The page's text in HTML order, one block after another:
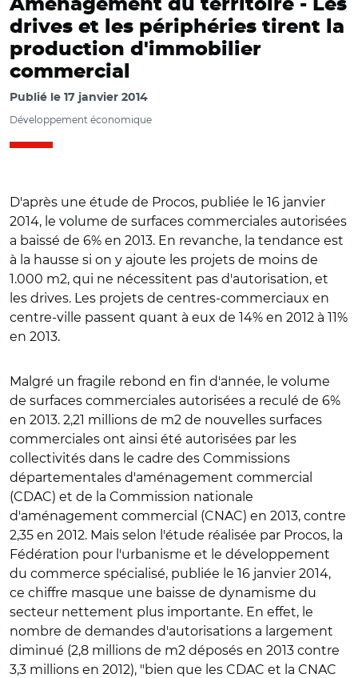
Aménagement du territoire - Les
drives et les périphéries tirent la
production d'immobilier
commercial
Publié le 17 janvier 2014
Développement économique
D'après une étude de Procos, publiée le 16 janvier
2014, le volume de surfaces commerciales autorisées
a baissé de 6% en 2013. En revanche, la tendance est
à la hausse si on y ajoute les projets de moins de
1.000 m2, qui ne nécessitent pas d'autorisation, et
les drives. Les projets de centres-commerciaux en
centre-ville passent quant à eux de 14% en 2012 à 11%
en 2013.
Malgré un fragile rebond en fin d'année, le volume
de surfaces commerciales autorisées a reculé de 6%
en 2013. 2,21 millions de m2 de nouvelles surfaces
commerciales ont ainsi été autorisées par les
collectivités dans le cadre des Commissions
départementales d'aménagement commercial
(CDAC) et de la Commission nationale
d'aménagement commercial (CNAC) en 2013, contre
2,35 en 2012. Mais selon l'étude réalisée par Procos, la
Fédération pour l'urbanisme et le développement
du commerce spécialisé, publiée le 16 janvier 2014,
ce chiffre masque une baisse de dynamisme du
secteur nettement plus importante. En effet, le
nombre de demandes d'autorisations a largement
diminué (2,8 millions de m2 déposés en 2013 contre
3,3 millions en 2012), "bien que les CDAC et la CNAC